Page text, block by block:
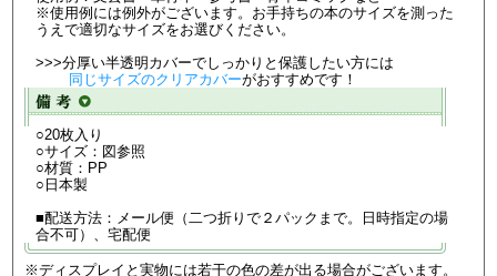
※使用例には例外がございます。お手持ちの本のサイズを測った
うえで適切なサイズをお選びください。
>>>分厚い半透明カバーでしっかりと保護したい方には
同じサイズのクリアカバーがおすすめです！
○20枚入り
○サイズ：図参照
○材質：PP
○日本製
■配送方法：メール便（二つ折りで２パックまで。日時指定の場
合不可）、宅配便
※ディスプレイと実物には若干の色の差が出る場合がございます。